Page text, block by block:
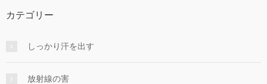
カテゴリー
しっかり汗を出す
放射線の害